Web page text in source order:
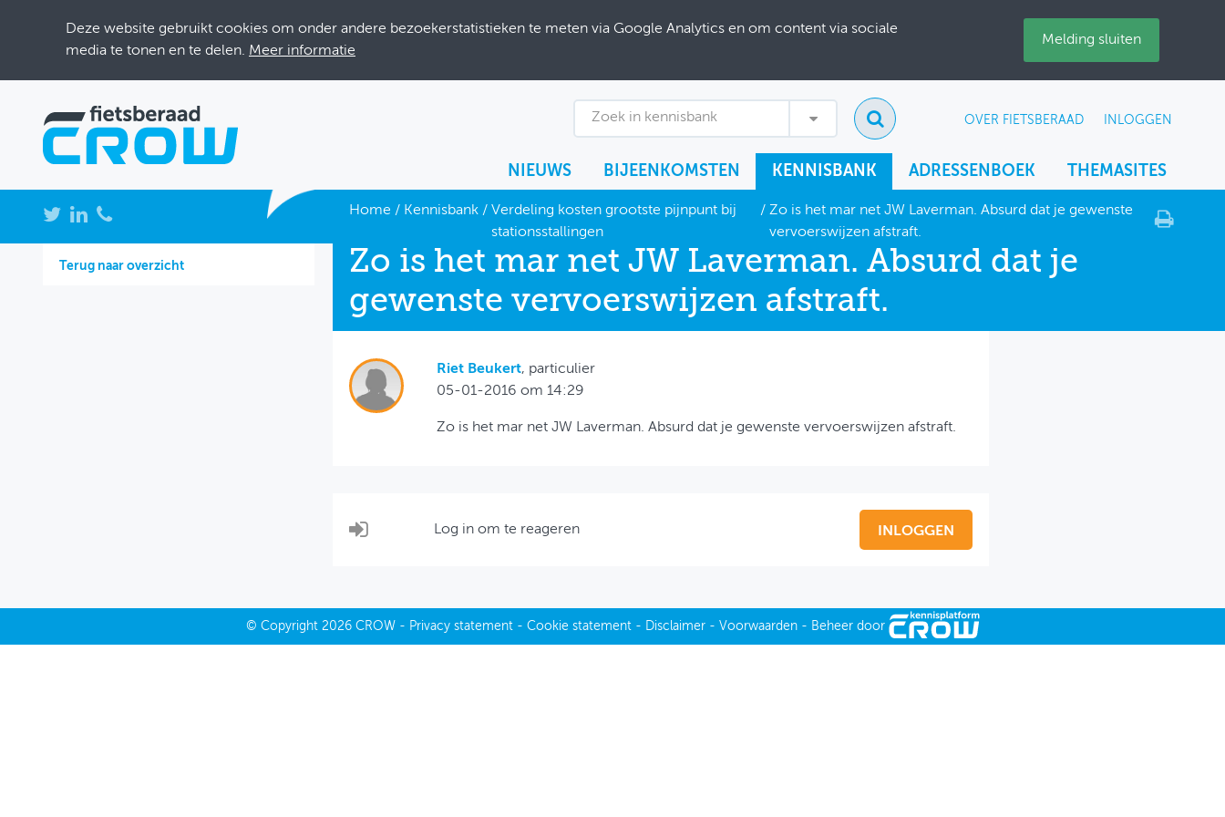
Deze website gebruikt cookies om onder andere bezoekerstatistieken te meten via Google Analytics en om content via sociale
media te tonen en te delen. Meer informatie
Melding sluiten
Zoek in kennisbank OVER FIETSBERAAD INLOGGEN
NIEUWS BIJEENKOMSTEN KENNISBANK ADRESSENBOEK THEMASITES
NIEUWS
BIJEENKOMSTEN
Home / Kennisbank/ Verdeling kosten grootste pijnpunt bij
stationsstallingen
/Zo is het mar net JW Laverman. Absurd dat je gewenste
vervoerswijzen afstraft.
Terug naar overzicht
Zo is het mar net JW Laverman. Absurd dat je
gewenste vervoerswijzen afstraft.
Riet Beukert, particulier
05-01-2016 om 14:29
Zo is het mar net JW Laverman. Absurd dat je gewenste vervoerswijzen afstraft.
Log in om te reageren INLOGGEN
© Copyright2026 CROW - Privacy statement- Cookie statement- Disclaimer- Voorwaarden - Beheer door